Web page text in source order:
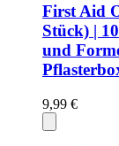
First Aid
Stück) |
und
9,99 €